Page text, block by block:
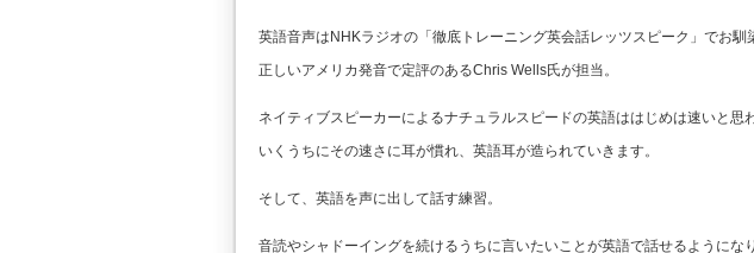
英語音声はNHKラジオの「徹底トレーニング英会話レッツスピーク」でお
正しいアメリカ発音で定評のあるChris Wells氏が担当。
ネイティブスピーカーによるナチュラルスピードの英語ははじめは速いと思
いくうちにその速さに耳が慣れ、英語耳が造られていきます。
そして、英語を声に出して話す練習。
音読やシャドーイングを続けるうちに言いたいことが英語で話せるようにな